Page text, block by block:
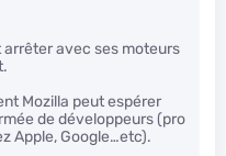
arrêter avec ses moteurs
Mozilla peut espérer
de développeurs (pro
Apple, Google…etc).